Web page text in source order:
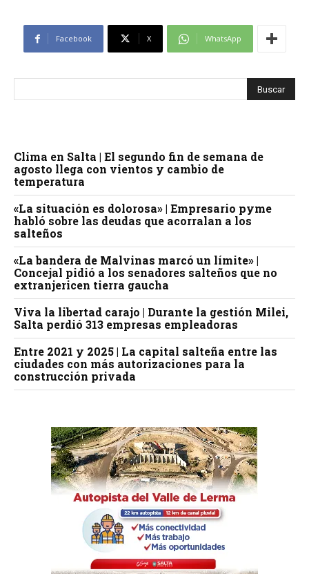
Facebook X WhatsApp
Clima en Salta | El segundo fin de semana de
agosto llega con vientos y cambio de
temperatura
«La situación es dolorosa» | Empresario pyme
habló sobre las deudas que acorralan a los
salteños
«La bandera de Malvinas marcó un límite» |
Concejal pidió a los senadores salteños que no
extranjericen tierra gaucha
Viva la libertad carajo | Durante la gestión Milei,
Salta perdió 313 empresas empleadoras
Entre 2021 y 2025 | La capital salteña entre las
ciudades con más autorizaciones para la
construcción privada